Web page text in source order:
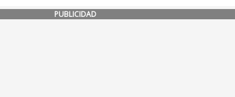
PUBLICIDAD